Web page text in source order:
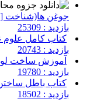
جوغن ها(شناخت
بازدید : 25309
کتاب کامل علوم
بازدید : 20743
آموزش ساخت
بازدید : 19780
کتاب باطل
بازدید : 18502